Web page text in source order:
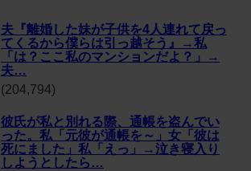
夫『離婚した妹が子供を4人連れて戻っ
てくるから僕らは引っ越そう』→私
「は？ここ私のマンションだよ？」→
夫…
(204,794)
彼氏が私と別れる際、通帳を盗んでい
った。私「元彼が通帳を～」女「彼は
死にました」私「えっ」→泣き寝入り
しようとしたら…